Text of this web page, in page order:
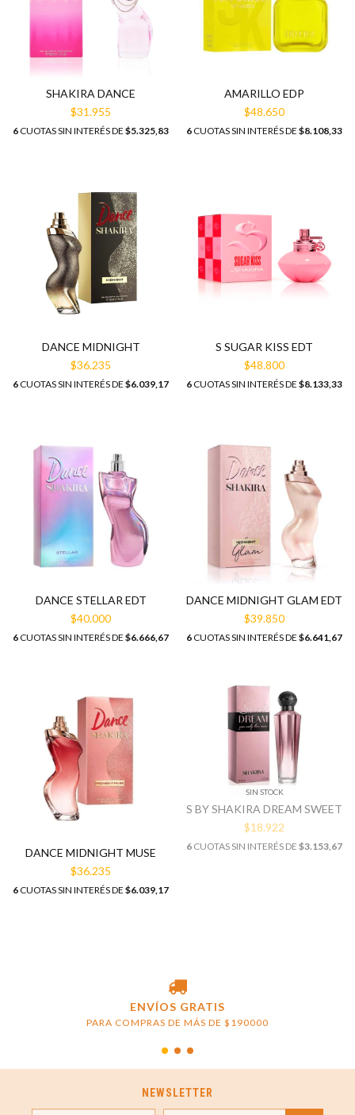
SHAKIRA DANCE
$31.955
6 CUOTAS SIN INTERÉS DE $5.325,83
AMARILLO EDP
$48.650
6 CUOTAS SIN INTERÉS DE $8.108,33
DANCE MIDNIGHT
$36.235
6 CUOTAS SIN INTERÉS DE $6.039,17
S SUGAR KISS EDT
$48.800
6 CUOTAS SIN INTERÉS DE $8.133,33
DANCE STELLAR EDT
$40.000
6 CUOTAS SIN INTERÉS DE $6.666,67
DANCE MIDNIGHT GLAM EDT
$39.850
6 CUOTAS SIN INTERÉS DE $6.641,67
DANCE MIDNIGHT MUSE
$36.235
6 CUOTAS SIN INTERÉS DE $6.039,17
SIN STOCK
S BY SHAKIRA DREAM SWEET
$18.922
6 CUOTAS SIN INTERÉS DE $3.153,67
ENVÍOS GRATIS
PARA COMPRAS DE MÁS DE $190000
NEWSLETTER